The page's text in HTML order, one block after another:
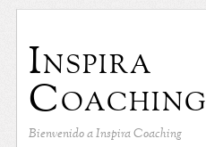
Inspira
Coaching
Bienvenido a Inspira Coaching